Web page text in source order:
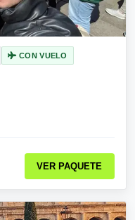
CON VUELO
VER PAQUETE